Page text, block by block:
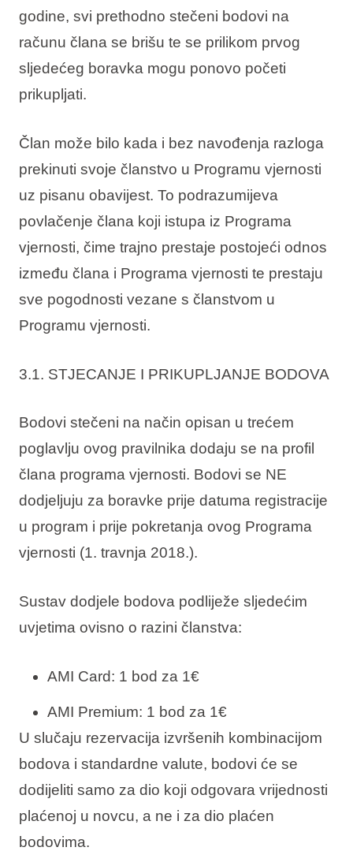
godine, svi prethodno stečeni bodovi na
računu člana se brišu te se prilikom prvog
sljedećeg boravka mogu ponovo početi
prikupljati.
Član može bilo kada i bez navođenja razloga
prekinuti svoje članstvo u Programu vjernosti
uz pisanu obavijest. To podrazumijeva
povlačenje člana koji istupa iz Programa
vjernosti, čime trajno prestaje postojeći odnos
između člana i Programa vjernosti te prestaju
sve pogodnosti vezane s članstvom u
Programu vjernosti.
3.1. STJECANJE I PRIKUPLJANJE BODOVA
Bodovi stečeni na način opisan u trećem
poglavlju ovog pravilnika dodaju se na profil
člana programa vjernosti. Bodovi se NE
dodjeljuju za boravke prije datuma registracije
u program i prije pokretanja ovog Programa
vjernosti (1. travnja 2018.).
Sustav dodjele bodova podliježe sljedećim
uvjetima ovisno o razini članstva:
AMI Card: 1 bod za 1€
AMI Premium: 1 bod za 1€
U slučaju rezervacija izvršenih kombinacijom
bodova i standardne valute, bodovi će se
dodijeliti samo za dio koji odgovara vrijednosti
plaćenoj u novcu, a ne i za dio plaćen
bodovima.